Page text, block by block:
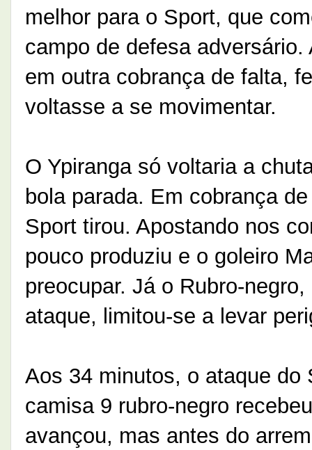
melhor para o Sport, que
campo de defesa
em outra cobrança de falta,
voltasse a se movimentar.
O Ypiranga só voltaria a
bola parada. Em cobrança
Sport tirou. Apostando nos
pouco produziu e o goleiro
preocupar. Já o Rubro-
ataque, limitou-se a levar
Aos 34 minutos, o ataque
camisa 9 rubro-negro
avançou, mas antes do